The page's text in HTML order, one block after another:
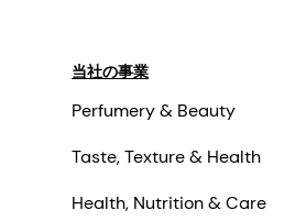
当社の事業
Perfumery & Beauty
Taste, Texture & Health
Health, Nutrition & Care